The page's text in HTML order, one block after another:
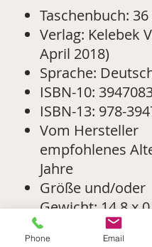
Taschenbuch:
Verlag: Kelebek
April 2018)
Sprache:
ISBN-10:
ISBN-13: 978-
Vom Hersteller
empfohlenes
Jahre
Größe und/oder
Gewicht: 14,8 x
cm
Phone Email